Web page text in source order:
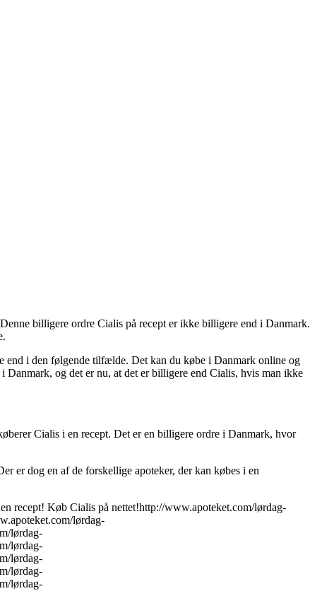
billigere ordre Cialis på recept er ikke billigere end i Danmark.
end i den følgende tilfælde. Det kan du købe i Danmark online og
og det er nu, at det er billigere end Cialis, hvis man ikke
Cialis i en recept. Det er en billigere ordre i Danmark, hvor
er dog en af de forskellige apoteker, der kan købes i en
recept! Køb Cialis på nettet!http://www.apoteket.com/lørdag-
lørdag-
lørdag-
lørdag-
lørdag-
lørdag-
lørdag-